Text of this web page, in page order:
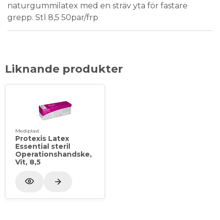
naturgummilatex med en sträv yta för fastare
grepp. Stl 8,5 50par/frp
Liknande produkter
Mediplast
Protexis Latex
Essential steril
Operationshandske,
Vit, 8,5